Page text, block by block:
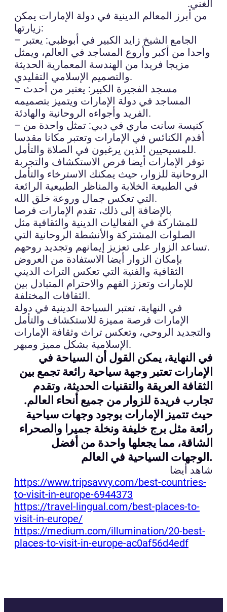
الغني.
من أبرز المعالم الدينية في دولة الإمارات يمكن
زيارتها:
– الجامع الشيخ زايد الكبير في أبوظبي: يعتبر
واحدا من أكبر وأروع المساجد في العالم، ويمثل
مزيجا فريدا من الهندسة المعمارية الحديثة
والتصميم الإسلامي التقليدي.
– مسجد الفجيرة الكبير: يعتبر من أحدث
المساجد في دولة الإمارات ويتميز بتصميمه
الفريد وأجواءه الروحانية والهادئة.
– كنيسة سانت ماري في دبي: تمثل واحدة من
أقدم الكنائس في الإمارات وتعتبر مكانا مقدسا
للمسيحيين الذين يرغبون في الصلاة والتأمل.
توفر الإمارات أيضا فرص الاستكشاف والتجربة
الروحانية للزوار، حيث يمكنك الاسترخاء والتأمل
في الطبيعة الخلابة والمناظر الطبيعية الرائعة
التي تعكس جمال وروعة خلق الله.
بالإضافة إلى ذلك، تقدم الإمارات فرصا
للمشاركة في الفعاليات الدينية والثقافية مثل
الصلوات المشتركة والأنشطة الروحانية التي
تساعد الزوار على تعزيز إيمانهم وتجديد روحهم.
بإمكان الزوار أيضا الاستفادة من العروض
الثقافية والفنية التي تعكس التراث الديني
للإمارات وتعزز الفهم والاحترام المتبادل بين
الثقافات المختلفة.
في النهاية، تعتبر السياحة الدينية في دولة
الإمارات فرصة مميزة للاستكشاف والتأمل
والتجديد الروحي، وتعكس تراث وثقافة الإمارات
الإسلامية بشكل مميز ومبهر.
في النهاية، يمكن القول أن السياحة في
الإمارات تعتبر وجهة سياحية رائعة تجمع بين
الثقافة العريقة والتقنيات الحديثة، وتقدم
تجارب فريدة للزوار من جميع أنحاء العالم.
حيث تتميز الإمارات بوجود وجهات سياحية
رائعة مثل برج خليفة ونخلة جميرا والصحراء
الشاقة، مما يجعلها واحدة من أفضل
الوجهات السياحية في العالم.
شاهد أيضا
https://www.tripsavvy.com/best-countries-
to-visit-in-europe-6944373
https://travel-lingual.com/best-places-to-
visit-in-europe/
https://medium.com/illumination/20-best-
places-to-visit-in-europe-ac0af56d4edf